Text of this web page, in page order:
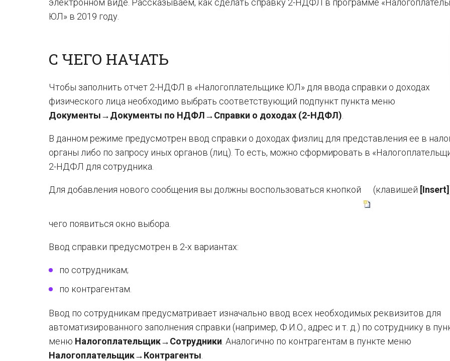
электронном виде. Рассказываем, как сделать справку 2-НДФЛ в программе
ЮЛ» в 2019 году.
С ЧЕГО НАЧАТЬ
Чтобы заполнить отчет 2-НДФЛ в «Налогоплательщике ЮЛ» для ввода справки о доходах
физического лица необходимо выбрать соответствующий подпункт пункта меню
Документы→Документы по НДФЛ→Справки о доходах (2-НДФЛ)
В данном режиме предусмотрен ввод справки о доходах физлиц для представления ее в
органы либо по запросу иных органов (лиц). То есть, можно сформировать в
2-НДФЛ для сотрудника.
Для добавления нового сообщения вы должны воспользоваться кнопкой (клавишей [Insert]
чего появиться окно выбора.
Ввод справки предусмотрен в 2-х вариантах:
по сотрудникам;
по контрагентам.
Ввод по сотрудникам предусматривает изначально ввод всех необходимых реквизитов для
автоматизированного заполнения справки (например, Ф.И.О., адрес и т. д.) по сотруднику в
меню Налогоплательщик→Сотрудники . Аналогично по контрагентам в пункте меню
Налогоплательщик→Контрагенты